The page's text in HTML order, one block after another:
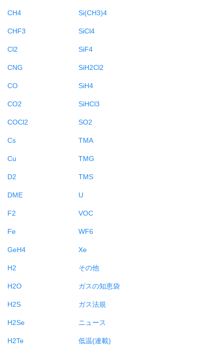
CH4
CHF3
Cl2
CNG
CO
CO2
COCl2
Cs
Cu
D2
DME
F2
Fe
GeH4
H2
H2O
H2S
H2Se
H2Te
Si(CH3)4
SiCl4
SiF4
SiH2Cl2
SiH4
SiHCl3
SO2
TMA
TMG
TMS
U
VOC
WF6
Xe
その他
ガスの知恵袋
ガス法規
ニュース
低温(連載)